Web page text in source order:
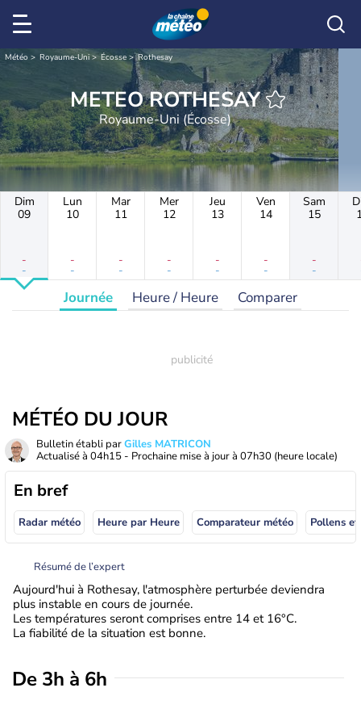
Météo Royaume-Uni Écosse Rothesay
METEO ROTHESAY
Royaume-Uni (Écosse)
Dim
09
-
-
Lun
10
-
-
Mar
11
-
-
Mer
12
-
-
Jeu
13
-
-
Ven
14
-
-
Sam
15
-
-
Journée Heure / Heure Comparer
MÉTÉO DU JOUR
Bulletin établi parGilles MATRICON
Actualisé à 04h15 - Prochaine mise à jour à 07h30 (heure locale)
En bref
Radar météo Heure par Heure Comparateur météo Pollens
Résumé de l’expert
Aujourd'hui à Rothesay, l'atmosphère perturbée deviendra
plus instable en cours de journée.
Les températures seront comprises entre 14 et 16°C.
La fiabilité de la situation est bonne.
De 3h à 6h